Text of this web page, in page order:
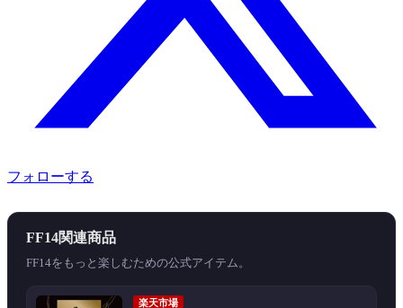
フォローする
FF14関連商品
FF14をもっと楽しむための公式アイテム。
楽天市場